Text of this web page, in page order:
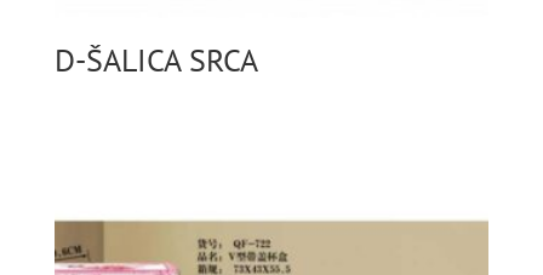
D-ŠALICA SRCA